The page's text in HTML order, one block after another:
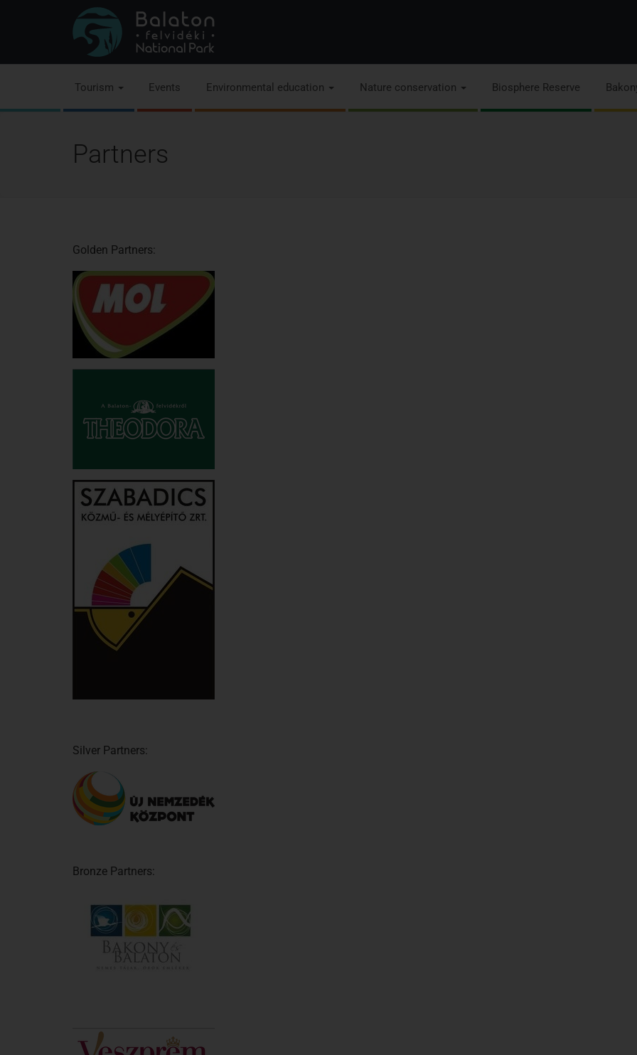
Tourism Events Environmental education Nature conservation Biosphere Reserve
Partners
Golden Partners:
Silver Partners:
Bronze Partners: